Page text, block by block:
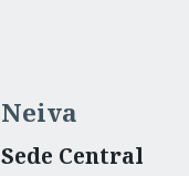
Neiva
Sede Central